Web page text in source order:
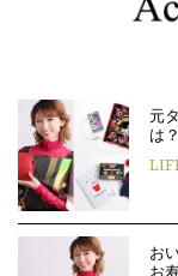
元
は
お
お